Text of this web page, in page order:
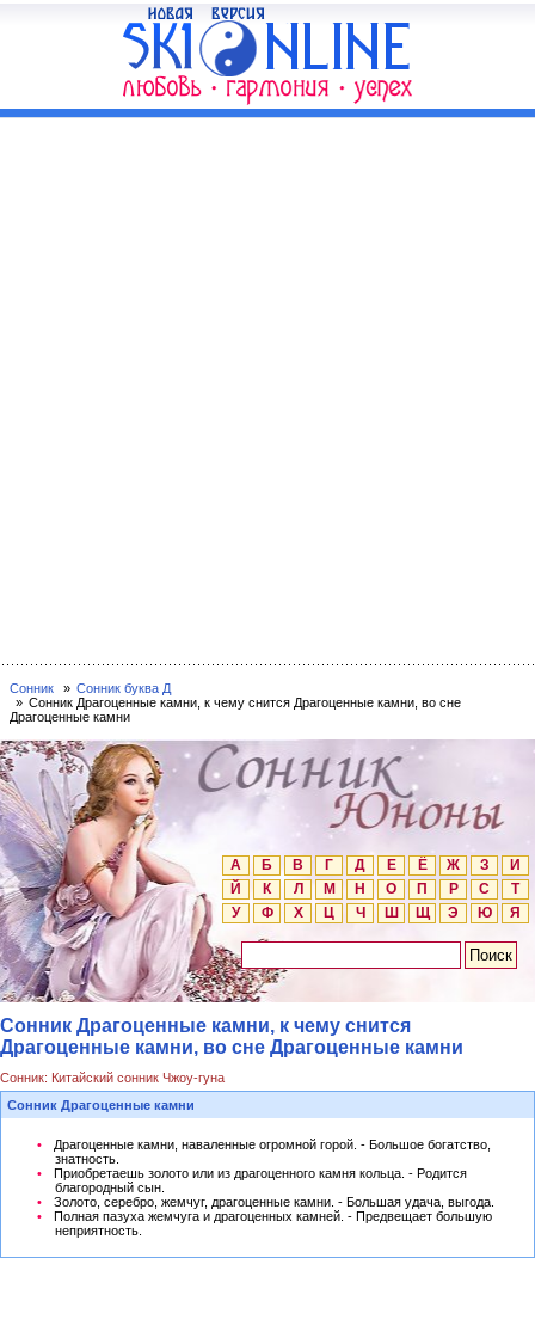
Сонник
Сонник буква Д
Сонник Драгоценные камни, к чему снится Драгоценные камни, во сне
Драгоценные камни
А Б В Г Д Е Ё Ж З
И
Й
К Л М Н О П Р С
Т
У
Ф Х Ц Ч Ш Щ Э Ю Я
Сонник Драгоценные камни, к чему снится
Драгоценные камни, во сне Драгоценные камни
Сонник: Китайский сонник Чжоу-гуна
Сонник Драгоценные камни
Драгоценные камни, наваленные огромной горой. - Большое богатство,
знатность.
Приобретаешь золото или из драгоценного камня кольца. - Родится
благородный сын.
Золото, серебро, жемчуг, драгоценные камни. - Большая удача, выгода.
Полная пазуха жемчуга и драгоценных камней. - Предвещает большую
неприятность.